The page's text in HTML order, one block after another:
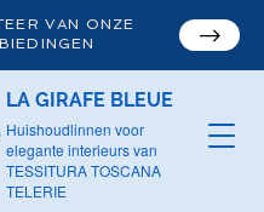
VAN ONZE
LA GIRAFE BLEUE
Huishoudlinnen voor
elegante interieurs van
TESSITURA TOSCANA
TELERIE